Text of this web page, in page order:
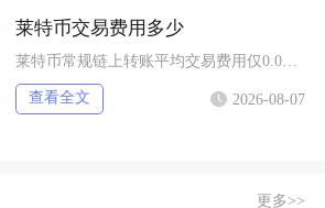
莱特币交易费用多少
查看全文 2026-08-07
更多>>